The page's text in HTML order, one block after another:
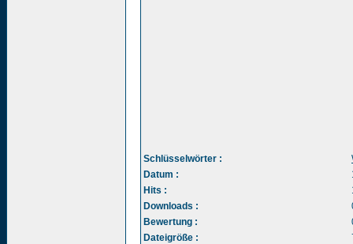
Schlüsselwörter :
Datum :
Hits :
Downloads :
Bewertung :
Dateigröße :